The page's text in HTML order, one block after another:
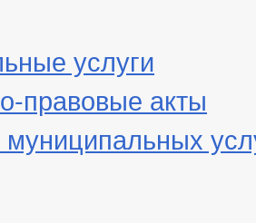
услуги
правовые акты